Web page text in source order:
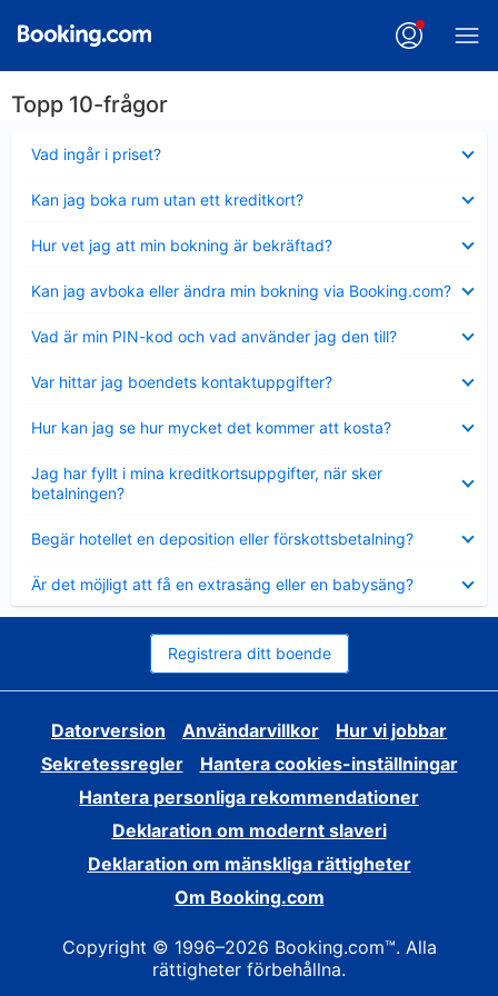
Topp 10-frågor
Vad ingår i priset?
mindre
Kan jag boka rum utan ett kreditkort?
mindre
Hur vet jag att min bokning är bekräftad?
mindre
Kan jag avboka eller ändra min bokning via Booking.com?
mindre
Vad är min PIN-kod och vad använder jag den till?
mindre
Var hittar jag boendets kontaktuppgifter?
mindre
Hur kan jag se hur mycket det kommer att kosta?
mindre
Jag har fyllt i mina kreditkortsuppgifter, när sker
betalningen?
mindre
Begär hotellet en deposition eller förskottsbetalning?
mindre
Är det möjligt att få en extrasäng eller en babysäng?
mindre
Registrera ditt boende
Datorversion Användarvillkor
Hur vi jobbar
Sekretessregler
Hantera cookies-inställningar
Hantera personliga rekommendationer
Deklaration om modernt slaveri
Deklaration om mänskliga rättigheter
Om Booking.com
Copyright © 1996–2026 Booking.com™. Alla
rättigheter förbehållna.